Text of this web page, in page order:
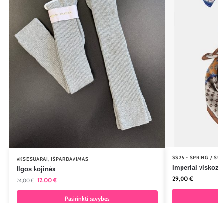
AKSESUARAI,IŠPARDAVIMAS
Ilgos kojinės
24,00€ 12,00 €
Pasirinkti savybes
SS26 - SPRING /
Imperial
29,00 €